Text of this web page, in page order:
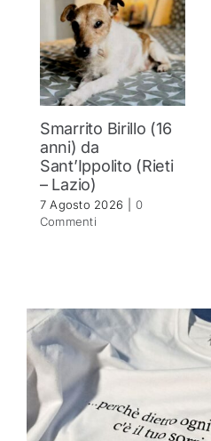
Smarrito Birillo (16
anni) da
Sant’Ippolito (Rieti
– Lazio)
7 Agosto 2026
0
Commenti